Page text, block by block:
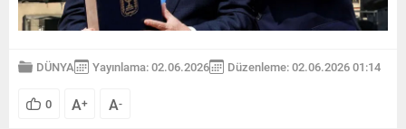
DÜNYA Yayınlama: 02.06.2026 Düzenleme: 02.06.2026 01:14
0 A+ A-